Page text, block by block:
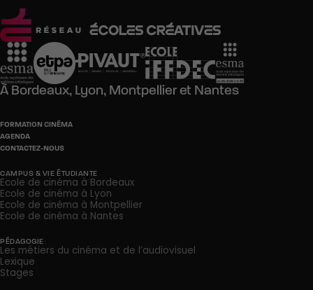
À Bordeaux, Lyon, Montpellieret Nantes
FORMATION CINÉMA
AGENDA
CONTACTEZ-NOUS
CAMPUS & VIE ÉTUDIANTE
Ecole de cinéma à Bordeaux
Ecole de cinéma à Lyon
Ecole de cinéma à Montpellier
Ecole de cinéma à Nantes
PÉDAGOGIE
Les métiers du cinéma et de l’audiovisuel
Lexique
Stages